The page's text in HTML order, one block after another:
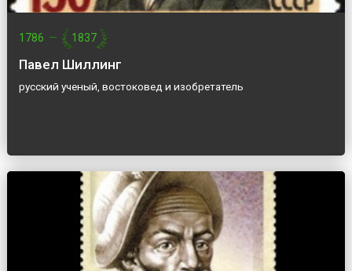
1786 — 1837
Павел Шиллинг
русский ученый, востоковед и изобретатель